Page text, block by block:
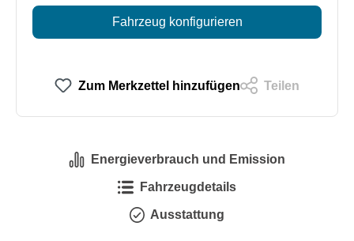
Fahrzeug konfigurieren
Zum Merkzettel hinzufügen Teilen
Energieverbrauch und Emission
Fahrzeugdetails
Ausstattung